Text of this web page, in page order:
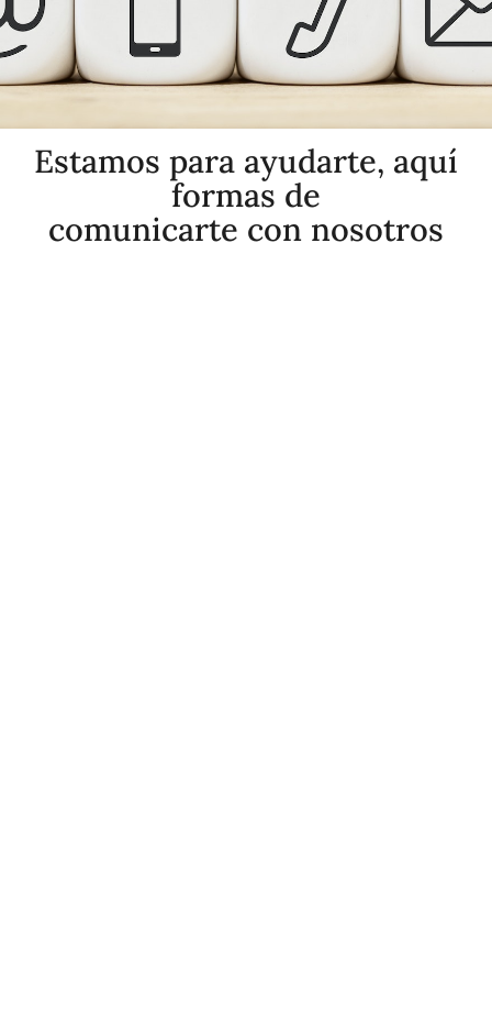
Estamos para ayudarte, aquí
formas de
comunicarte con nosotros